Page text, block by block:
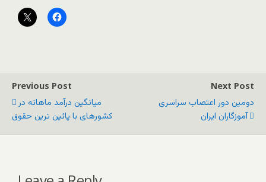
Previous Post
میانگین درآمد ماهانه در
کشورهای با پائین ترین حقوق
Next Post
دومین دور اعتصاب سراسری
آموزگاران ایران